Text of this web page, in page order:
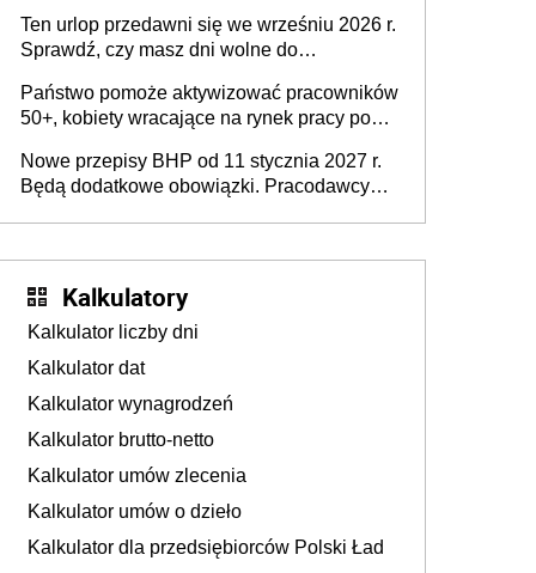
pracodawców [WYWIAD]
Ten urlop przedawni się we wrześniu 2026 r.
Sprawdź, czy masz dni wolne do
Państwo pomoże aktywizować pracowników
50+, kobiety wracające na rynek pracy po
osoby neuroatypowe. Powstanie Fundusz
na rzecz Inkluzywności w Zatrudnianiu?
Nowe przepisy BHP od 11 stycznia 2027 r.
Będą dodatkowe obowiązki. Pracodawcy
Kalkulatory
Kalkulator liczby dni
Kalkulator dat
Kalkulator wynagrodzeń
Kalkulator brutto-netto
Kalkulator umów zlecenia
Kalkulator umów o dzieło
Kalkulator dla przedsiębiorców Polski Ład